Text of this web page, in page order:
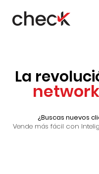
La
¿Buscas nuevos
Vende más fácil con